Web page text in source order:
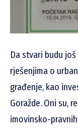
Da stvari budu
rješenjima o
građenje, kao
Goražde. Oni su,
imovinsko-